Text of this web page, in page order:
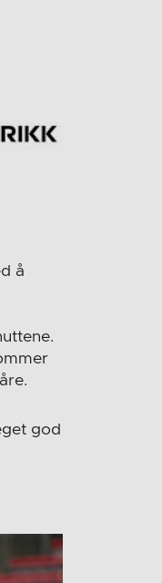
å
god